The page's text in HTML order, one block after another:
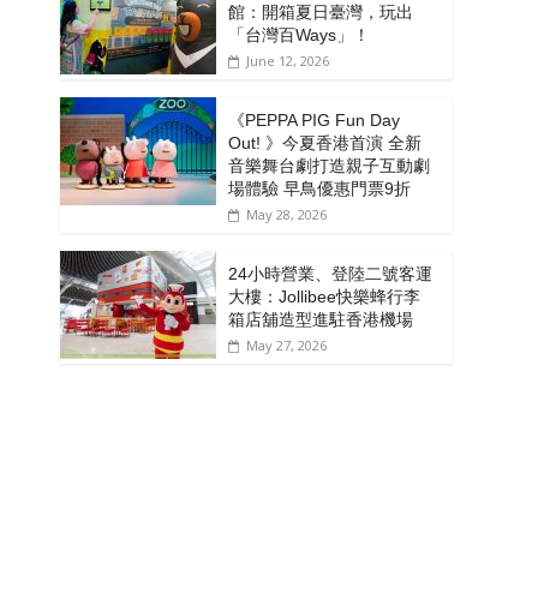
館：開箱夏日臺灣，玩出
「台灣百Ways」！
June 12, 2026
《PEPPA PIG Fun Day
Out! 》今夏香港首演 全新
音樂舞台劇打造親子互動劇
場體驗 早鳥優惠門票9折
May 28, 2026
24小時營業、登陸二號客運
大樓：Jollibee快樂蜂行李
箱店舖造型進駐香港機場
May 27, 2026